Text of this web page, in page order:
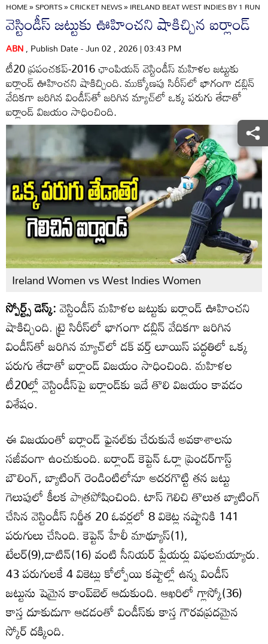
HOME»SPORTS»CRICKET NEWS»IRELAND BEAT WEST INDIES BY 1 RUN
వెస్టిండీస్ జట్టుకు ఊహించని షాకిచ్చిన ఐర్లాండ్
ABN, Publish Date - Jun 02 , 2026 | 03:43 PM
టీ20 ప్రపంచ‌క‌ప్‌-2016 ఛాంపియ‌న్ వెస్టిండీస్‌ మ‌హిళ‌ల జ‌ట్టుకు
ఐర్లాండ్ ఊహించ‌ని షాకిచ్చింది. ముక్కోణపు సిరీస్‌లో భాగంగా డ‌బ్లిన్
వేదిక‌గా జ‌రిగిన విండీస్‌తో జ‌రిగిన మ్యాచ్‌లో ఒక్క ప‌రుగు తేడాతో
ఐర్లాండ్ విజ‌యం సాధించింది.
Ireland Women vs West Indies Women
స్పోర్ట్స్ డెస్క్:వెస్టిండీస్‌ మహిళల జట్టుకు ఐర్లాండ్ ఊహించ‌ని
షాకిచ్చింది. ట్రై సిరీస్‌లో భాగంగా డ‌బ్లిన్ వేదిక‌గా జ‌రిగిన
విండీస్‌తో జ‌రిగిన మ్యాచ్‌లో డక్ వర్త్ లూయిస్ పద్ధతిలో ఒక్క
ప‌రుగు తేడాతో ఐర్లాండ్ విజ‌యం సాధించింది. మ‌హిళ‌ల
టీ20ల్లో వెస్టిండీస్‌పై ఐర్లాండ్‌కు ఇదే తొలి విజ‌యం కావ‌డం
విశేషం.
ఈ విజయంతో ఐర్లాండ్ ఫైనల్‌కు చేరుకునే అవకాశాలను
సజీవంగా ఉంచుకుంది. ఐర్లాండ్ కెప్టెన్ ఓర్లా ప్రెండర్‌గాస్ట్
బౌలింగ్, బ్యాటింగ్ రెండింటిలోనూ అదరగొట్టి తన జట్టు
గెలుపులో కీలక పాత్రపోషించింది. టాస్ గెలిచి తొలుత బ్యాటింగ్
చేసిన వెస్టిండీస్ నిర్ణీత 20 ఓవర్లలో 8 వికెట్ల నష్టానికి 141
పరుగులు చేసింది. కెప్టెన్‌ హేలీ మాథ్యూస్‌(1),
టేలర్‌(9),డాటిన్‌(16) వంటి సీనియర్‌ ప్లేయర్లు విఫలమయ్యారు.
43 పరుగులకే 4 వికెట్లు కోల్పోయి కష్టాల్లో ఉన్న విండీస్
జట్టును షెమైన కాంప్‌బెల్ ఆదుకుంది. ఆఖరిలో గ్లాస్కో(36)
కాస్త దూకుడుగా ఆడడంతో విండీస్‌‌కు కాస్త గౌరవప్రదమైన
స్కోర్‌ దక్కింది.